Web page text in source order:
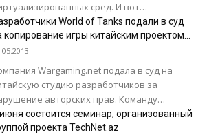
сред. И вот
того, что наши подходы
отражают не только
тенденции...
World of Tanks подали в суд
копирование игры китайским проектом
Tanks
Wargaming.net подала в суд на
студию разработчиков за
авторских прав. Команду
Ltd. и Beijing Gamease Age
Technology Co. обвиняют...
состоится семинар, организованный
проекта TechNet.az